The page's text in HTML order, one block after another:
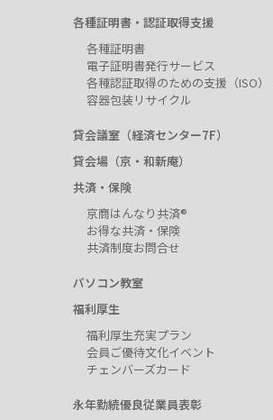
各種証明書・認証取得支援
各種証明書
電子証明書発行サービス
各種認証取得のための支援（ISO
容器包装リサイクル
貸会議室（経済センター7F）
貸会場（京・和新庵）
共済・保険
京商はんなり共済®
お得な共済・保険
共済制度お問合せ
パソコン教室
福利厚生
福利厚生充実プラン
会員ご優待文化イベント
チェンバーズカード
永年勤続優良従業員表彰